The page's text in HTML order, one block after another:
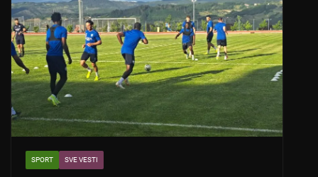
SPORT SVE VESTI